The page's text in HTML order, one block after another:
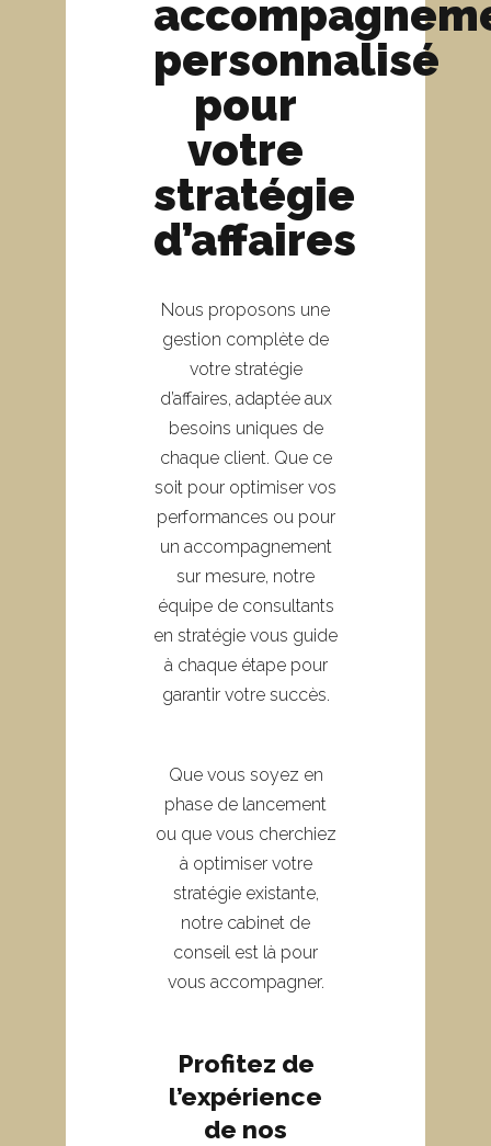
personnalisé
pour
votre
stratégie
d’affaires
Nous proposons une
gestion complète de
votre stratégie
d’affaires, adaptée aux
besoins uniques de
chaque client. Que ce
soit pour optimiser vos
performances ou pour
un accompagnement
sur mesure, notre
équipe de consultants
en stratégie vous guide
à chaque étape pour
garantir votre succès.
Que vous soyez en
phase de lancement
ou que vous cherchiez
à optimiser votre
stratégie existante,
notre cabinet de
conseil est là pour
vous accompagner.
Profitez de
l’expérience
de nos